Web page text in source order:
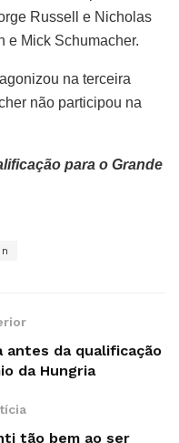
Russell e Nicholas
e Mick Schumacher.
na terceira
não participou na
para o Grande
antes da qualificação
da Hungria
tão bem ao ser